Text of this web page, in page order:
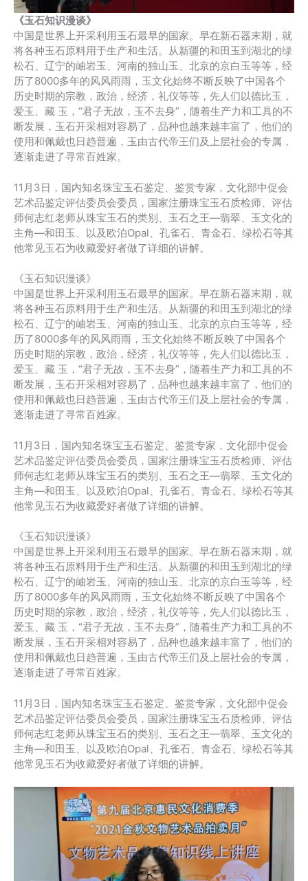
《玉石知识漫谈》
中国是世界上开采利用玉石最早的国家。早在新石器末期，就
将各种玉石原料用于生产和生活。从新疆的和田玉到湖北的绿
松石、辽宁的岫岩玉、河南的独山玉、北京的京白玉等等，经
历了8000多年的风风雨雨，玉文化始终不断反映了中国各个
历史时期的宗教，政治，经济，礼仪等等，先人们以德比玉，
爱玉、藏 玉，“君子无故，玉不去身”，随着生产力和工具的不
断发展，玉石开采相对容易了，品种也越来越丰富了，他们的
使用和佩戴也日趋普遍，玉由古代帝王们及上层社会的专属，
逐渐走进了寻常百姓家。
11月3日，国内知名珠宝玉石鉴定、鉴赏专家，文化部中促会
艺术品鉴定评估委员会委员，国家注册珠宝玉石质检师、评估
师何志红老师从珠宝玉石的类别、玉石之王—翡翠、玉文化的
主角—和田玉、以及欧泊Opal、孔雀石、青金石、绿松石等其
他常见玉石为收藏爱好者做了详细的讲解。
《玉石知识漫谈》
中国是世界上开采利用玉石最早的国家。早在新石器末期，就
将各种玉石原料用于生产和生活。从新疆的和田玉到湖北的绿
松石、辽宁的岫岩玉、河南的独山玉、北京的京白玉等等，经
历了8000多年的风风雨雨，玉文化始终不断反映了中国各个
历史时期的宗教，政治，经济，礼仪等等，先人们以德比玉，
爱玉、藏 玉，“君子无故，玉不去身”，随着生产力和工具的不
断发展，玉石开采相对容易了，品种也越来越丰富了，他们的
使用和佩戴也日趋普遍，玉由古代帝王们及上层社会的专属，
逐渐走进了寻常百姓家。
11月3日，国内知名珠宝玉石鉴定、鉴赏专家，文化部中促会
艺术品鉴定评估委员会委员，国家注册珠宝玉石质检师、评估
师何志红老师从珠宝玉石的类别、玉石之王—翡翠、玉文化的
主角—和田玉、以及欧泊Opal、孔雀石、青金石、绿松石等其
他常见玉石为收藏爱好者做了详细的讲解。
《玉石知识漫谈》
中国是世界上开采利用玉石最早的国家。早在新石器末期，就
将各种玉石原料用于生产和生活。从新疆的和田玉到湖北的绿
松石、辽宁的岫岩玉、河南的独山玉、北京的京白玉等等，经
历了8000多年的风风雨雨，玉文化始终不断反映了中国各个
历史时期的宗教，政治，经济，礼仪等等，先人们以德比玉，
爱玉、藏 玉，“君子无故，玉不去身”，随着生产力和工具的不
断发展，玉石开采相对容易了，品种也越来越丰富了，他们的
使用和佩戴也日趋普遍，玉由古代帝王们及上层社会的专属，
逐渐走进了寻常百姓家。
11月3日，国内知名珠宝玉石鉴定、鉴赏专家，文化部中促会
艺术品鉴定评估委员会委员，国家注册珠宝玉石质检师、评估
师何志红老师从珠宝玉石的类别、玉石之王—翡翠、玉文化的
主角—和田玉、以及欧泊Opal、孔雀石、青金石、绿松石等其
他常见玉石为收藏爱好者做了详细的讲解。